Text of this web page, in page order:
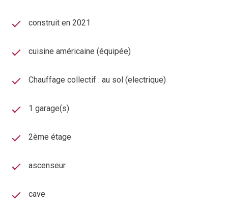
construit en 2021
cuisine américaine (équipée)
Chauffage collectif : au sol (electrique)
1 garage(s)
2ème étage
ascenseur
cave